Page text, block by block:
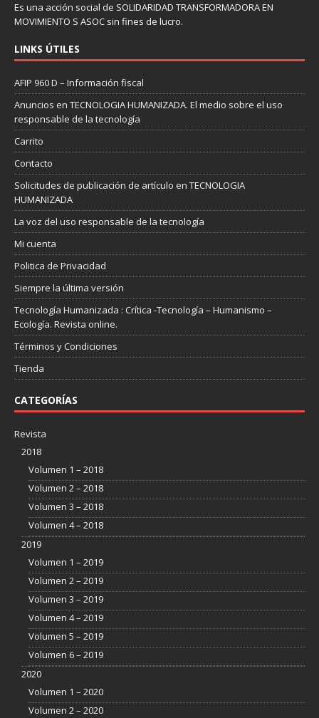
Es una acción social de SOLIDARIDAD TRANSFORMADORA EN
MOVIMIENTO S ASOC sin fines de lucro.
LINKS ÚTILES
AFIP 960 D – Información fiscal
Anuncios en TECNOLOGIA HUMANIZADA. El medio sobre el uso
responsable de la tecnología
Carrito
Contacto
Solicitudes de publicación de artículo en TECNOLOGIA
HUMANIZADA
La voz del uso responsable de la tecnología
Mi cuenta
Politica de Privacidad
Siempre la última versión
Tecnología Humanizada : Crítica -Tecnología – Humanismo –
Ecología. Revista online.
Términos y Condiciones
Tienda
CATEGORÍAS
Revista
2018
Volumen 1 – 2018
Volumen 2 – 2018
Volumen 3 – 2018
Volumen 4 – 2018
2019
Volumen 1 – 2019
Volumen 2 – 2019
Volumen 3 – 2019
Volumen 4 – 2019
Volumen 5 – 2019
Volumen 6 – 2019
2020
Volumen 1 – 2020
Volumen 2 – 2020